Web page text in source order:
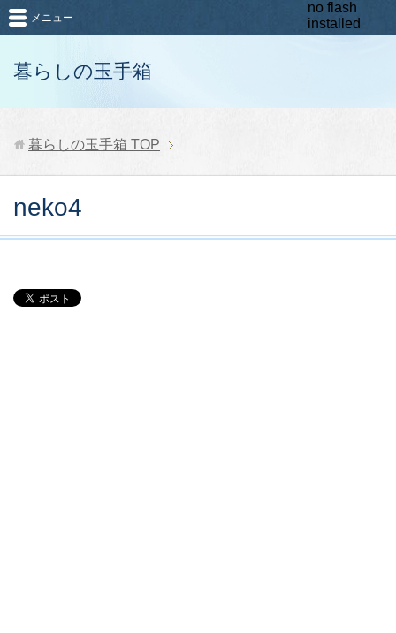
暮らしの玉手箱
メニュー
暮らしの玉手箱 TOP
neko4
no flash
installed